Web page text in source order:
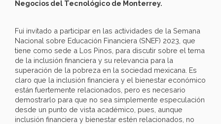
Negocios del Tecnológico de Monterrey.
Fui invitado a participar en las actividades de la Semana
Nacional sobre Educación Financiera (SNEF) 2023, que
tiene como sede a Los Pinos, para discutir sobre el tema
de la inclusión financiera y su relevancia para la
superación de la pobreza en la sociedad mexicana. Es
claro que la inclusión financiera y el bienestar económico
están fuertemente relacionados, pero es necesario
demostrarlo para que no sea simplemente especulación
desde un punto de vista académico, pues, aunque
inclusión financiera y bienestar estén relacionados, no